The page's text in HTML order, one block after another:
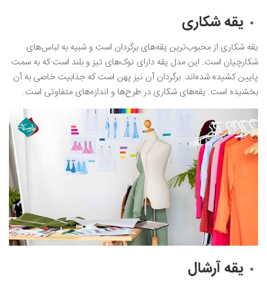
یقه شکاری
یقه شکاری از محبوب‌ترین یقه‌های برگردان است و شبیه به لباس‌های
شکارچیان است. این مدل یقه دارای نوک‌های تیز و بلند است که به سمت
پایین کشیده شده‌اند. برگردان آن نیز پهن است که جذابیت خاصی به آن
بخشیده است. یقه‌های شکاری در طرح‌ها و اندازه‌های متفاوتی است.
یقه آرشال